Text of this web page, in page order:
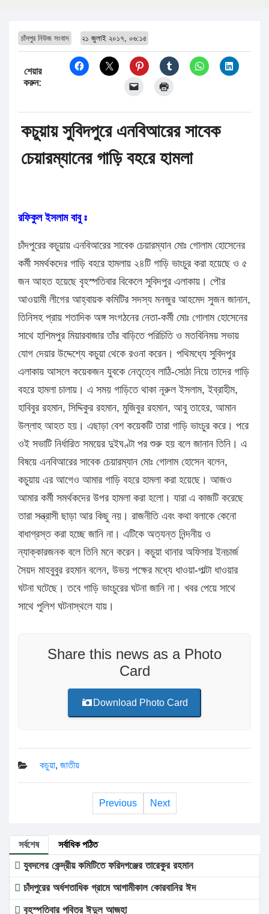
চাঁদপুর নিউজ সংবাদ ২১ জুলাই ২০১৭, ০৬:১৫
শেয়ার
করুন:
কচুয়ায় সুবিদপুরে এনবিআরের সাবেক
চেয়ারম্যানের গাড়ি বহরে হামলা
রফিকুল ইসলাম বাবু ঃ
চাঁদপুরের কচুয়ায় এনবিআরের সাবেক চেয়ারম্যান মোঃ গোলাম হোসেনের
কর্মী সমর্থকদের গাড়ি বহরে হামলায় ২৪টি গাড়ি ভাংচুর করা হয়েছে ও ৫
জন আহত হয়েছে বৃহস্পতিবার বিকেলে সুবিদপুর এলাকায়। পৌর
আওয়ামী লীগের আহ্বায়ক কমিটির সদস্য মনজুর আহমেদ সুজন জানান,
তিনিসহ প্রায় শতাদিক অঙ্গ সংগঠনের নেতা-কর্মী মোঃ গোলাম হোসেনের
সাথে হাশিমপুর মিয়ারবাজার তাঁর বাড়িতে পরিচিতি ও মতবিনিময় সভায়
যোগ দেয়ার উদ্দেশ্যে কচুয়া থেকে রওনা করেন। পথিমধ্যে সুবিদপুর
এলাকায় আসলে কয়েকজন যুবকে নেতৃত্বে লাঠি-সোঠা নিয়ে তাদের গাড়ি
বহরে হামলা চালায়। এ সময় গাড়িতে থাকা নূরুল ইসলাম, ইব্রাহীম,
হাবিবুর রহমান, সিদ্দিকুর রহমান, মুজিবুর রহমান, আবু তাহের, আমান
উল্লাহ আহত হয়। এছাড়া বেশ কয়েকটি তারা গাড়ি ভাংচুর করে। পরে
ওই সভাটি নির্ধারিত সময়ের দুইঘণ্টা পর শুরু হয় বলে জানান তিনি। এ
বিষয়ে এনবিআরের সাবেক চেয়ারম্যান মোঃ গোলাম হোসেন বলেন,
কচুয়ায় এর আগেও আমার গাড়ি বহরে হামলা করা হয়েছে। আজও
আমার কর্মী সমর্থকদের উপর হামলা করা হলো। যারা এ কাজটি করেছে
তারা সন্ত্রাসী ছাড়া আর কিছু নয়। রাজনীতি এবং কথা বলাকে কেনো
বাধাগ্রস্ত করা হচ্ছে জানি না। এটিকে অত্যন্ত নিন্দনীয় ও
ন্যাক্কারজনক বলে তিনি মনে করেন। কচুয়া থানার অফিসার ইনচার্জ
সৈয়দ মাহবুবুর রহমান বলেন, উভয় পক্ষের মধ্যে ধাওয়া-পাল্টা ধাওয়ার
ঘটনা ঘটেছে। তবে গাড়ি ভাংচুরের ঘটনা জানি না। খবর পেয়ে সাথে
সাথে পুলিশ ঘটনাস্থলে যায়।
Share this news as a Photo
Card
Download Photo Card
কচুয়া, জাতীয়
Previous Next
সর্বশেষ সর্বাধিক পঠিত
যুবদলের কেন্দ্রীয় কমিটিতে ফরিদগঞ্জের তারেকুর রহমান
চাঁদপুরের অর্ধশতাধিক গ্রামে আগামীকাল কোরবানির ঈদ
বৃহস্পতিবার পবিত্র ঈদুল আজহা